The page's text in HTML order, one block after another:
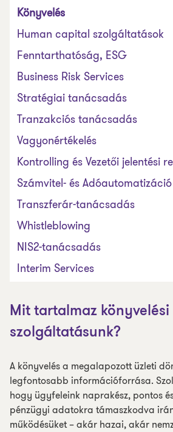
Könyvelés
Human capital szolgáltatások
Fenntarthatóság, ESG
Business Risk Services
Stratégiai tanácsadás
Tranzakciós tanácsadás
Vagyonértékelés
Kontrolling és Vezetői jelentési
Számvitel- és Adóautomatizáció
Transzferár-tanácsadás
Whistleblowing
NIS2-tanácsadás
Interim Services
Mit tartalmaz könyvelési
szolgáltatásunk?
A könyvelés a megalapozott üzleti
legfontosabb információforrása.
hogy ügyfeleink naprakész, pontos
pénzügyi adatokra támaszkodva
működésüket – akár hazai, akár